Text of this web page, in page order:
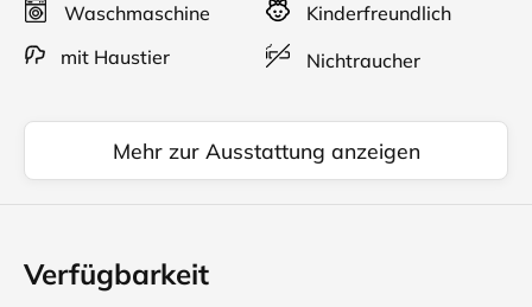
Waschmaschine
Kinderfreundlich
mit Haustier
Nichtraucher
Mehr zur Ausstattung anzeigen
Verfügbarkeit